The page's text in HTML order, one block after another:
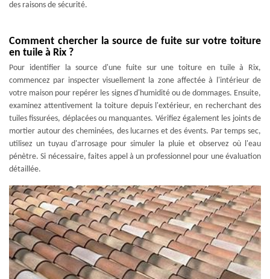
des raisons de sécurité.
Comment chercher la source de fuite sur votre toiture
en tuile à Rix ?
Pour identifier la source d'une fuite sur une toiture en tuile à Rix,
commencez par inspecter visuellement la zone affectée à l'intérieur de
votre maison pour repérer les signes d'humidité ou de dommages. Ensuite,
examinez attentivement la toiture depuis l'extérieur, en recherchant des
tuiles fissurées, déplacées ou manquantes. Vérifiez également les joints de
mortier autour des cheminées, des lucarnes et des évents. Par temps sec,
utilisez un tuyau d'arrosage pour simuler la pluie et observez où l'eau
pénètre. Si nécessaire, faites appel à un professionnel pour une évaluation
détaillée.